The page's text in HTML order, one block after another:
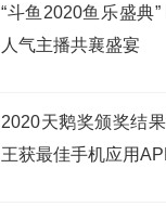
“斗鱼2020鱼乐盛典
人气主播共襄盛宴
2020天鹅奖颁奖结
王获最佳手机应用